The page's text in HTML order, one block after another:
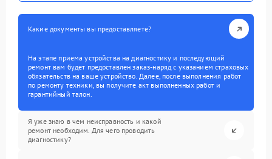
Какие документы вы предоставляете?
На этапе приема устройства на диагностику и последующий
ремонт вам будет предоставлен заказ-наряд с указанием страховых
обязательств на ваше устройство. Далее, после выполнения работ
по ремонту техники, вы получите акт выполненных работ и
гарантийный талон.
Я уже знаю в чем неисправность и какой
ремонт необходим. Для чего проводить
диагностику?